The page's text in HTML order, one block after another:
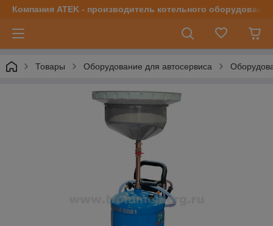
Компания ATEK - производитель котельного оборудования
Товары Оборудование для автосервиса